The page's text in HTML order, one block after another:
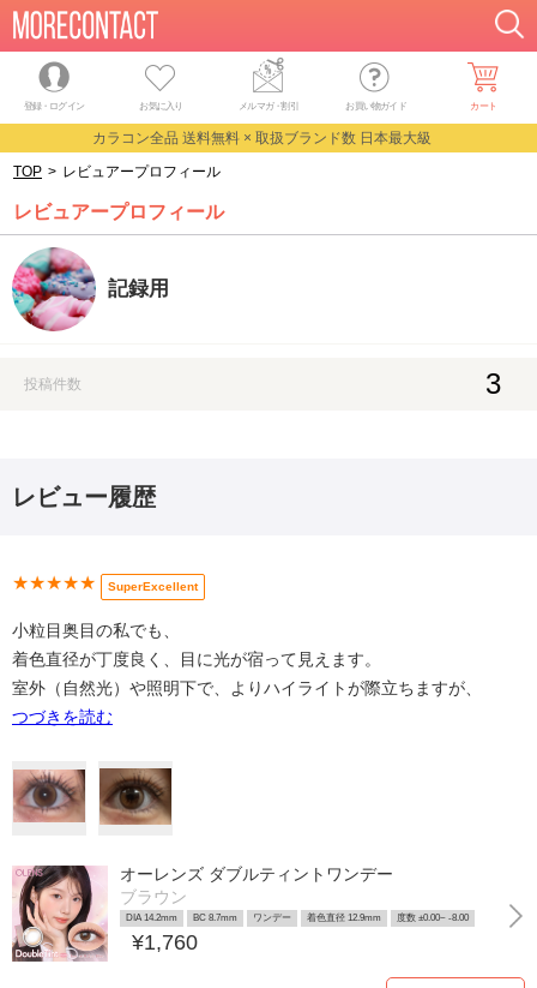
登録・ログイン お気に入り メルマガ・割引 お買い物ガイド カート
カラコン全品 送料無料 × 取扱ブランド数 日本最大級
TOP > レビュアープロフィール
レビュアープロフィール
記録用
投稿件数 3
レビュー履歴
★★★★★ SuperExcellent
小粒目奥目の私でも、
着色直径が丁度良く、目に光が宿って見えます。
室外（自然光）や照明下で、よりハイライトが際立ちますが、
つづきを読む
オーレンズ ダブルティントワンデー
ブラウン
DIA 14.2mm BC 8.7mm ワンデー 着色直径 12.9mm 度数 ±0.00~ -8.00
¥1,760